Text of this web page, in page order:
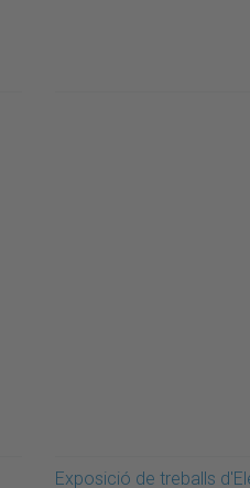
Exposició de treballs